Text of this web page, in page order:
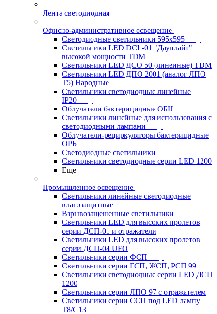
Лента светодиодная
Офисно-административное освещение
Светодиодные светильники 595x595
Светильники LED DCL-01 "Даунлайт"
высокой мощности TDM
Светильники LED ДСО 50 (линейные) TDM
Светильники LED ДПО 2001 (аналог ЛПО
Т5) Народные
Светильники светодиодные линейные
IP20
Облучатели бактерицидные ОБН
Светильники линейные для использования с
светодиодными лампами
Облучатели-рециркуляторы бактерицидные
ОРБ
Светодиодные светильники
Светильники светодиодные серии LED 1200
Еще
Промышленное освещение
Светильники линейные светодиодные
влагозащитные
Взрывозащещенные светильники
Светильники LED для высоких пролетов
серии ДСП-01 и отражатели
Светильники LED для высоких пролетов
серии ДСП-04 UFO
Светильники серии ФСП
Светильники серии ГСП, ЖСП, РСП 99
Светильники светодиодные серии LED ДСП
1200
Светильники серии ЛПО 97 с отражателем
Светильники серии ССП под LED лампу
T8/G13